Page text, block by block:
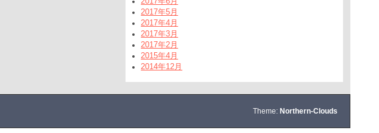
2017年5月
2017年4月
2017年3月
2017年2月
2015年4月
2014年12月
Theme: Northern-Clouds